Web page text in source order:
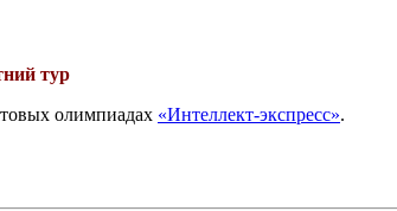
тур
олимпиадах «Интеллект-экспресс».